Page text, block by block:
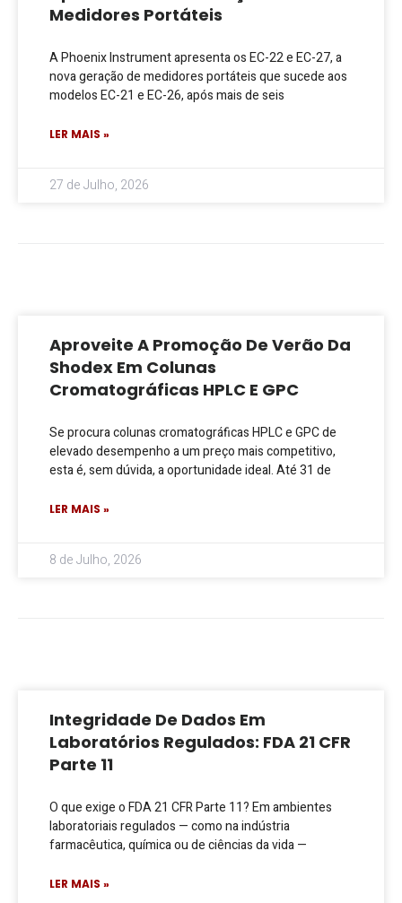
Medidores Portáteis
A Phoenix Instrument apresenta os EC-22 e EC-27, a
nova geração de medidores portáteis que sucede aos
modelos EC-21 e EC-26, após mais de seis
LER MAIS »
27 de Julho, 2026
Aproveite A Promoção De Verão Da
Shodex Em Colunas
Cromatográficas HPLC E GPC
Se procura colunas cromatográficas HPLC e GPC de
elevado desempenho a um preço mais competitivo,
esta é, sem dúvida, a oportunidade ideal. Até 31 de
LER MAIS »
8 de Julho, 2026
Integridade De Dados Em
Laboratórios Regulados: FDA 21 CFR
Parte 11
O que exige o FDA 21 CFR Parte 11? Em ambientes
laboratoriais regulados — como na indústria
farmacêutica, química ou de ciências da vida —
LER MAIS »